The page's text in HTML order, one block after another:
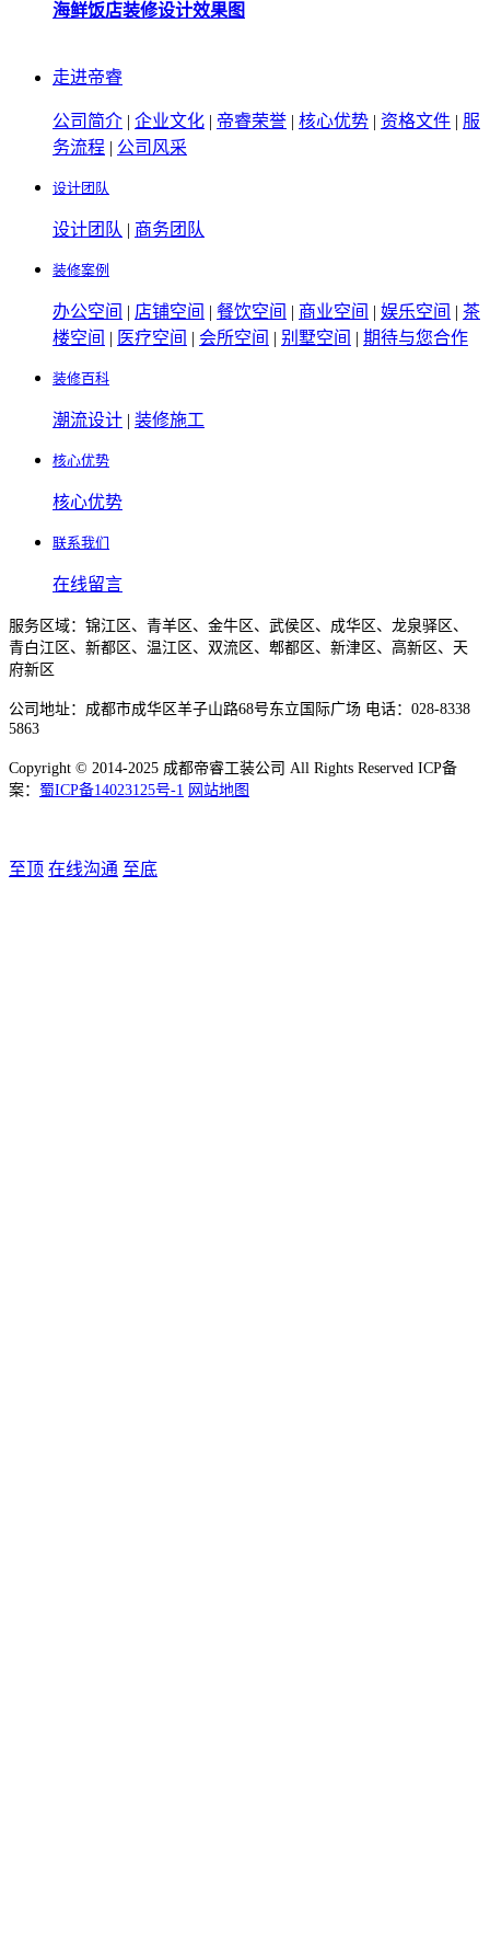
海鲜饭店装修设计效果图
走进帝睿
公司简介 | 企业文化 | 帝睿荣誉 | 核心优势 | 资格文件 | 服
务流程 | 公司风采
设计团队
设计团队 | 商务团队
装修案例
办公空间 | 店铺空间 | 餐饮空间 | 商业空间 | 娱乐空间 | 茶
楼空间 | 医疗空间 | 会所空间 | 别墅空间 | 期待与您合作
装修百科
潮流设计 | 装修施工
核心优势
核心优势
联系我们
在线留言
服务区域：锦江区、青羊区、金牛区、武侯区、成华区、龙泉驿区、
青白江区、新都区、温江区、双流区、郫都区、新津区、高新区、天
府新区
公司地址：成都市成华区羊子山路68号东立国际广场 电话：028-8338
5863
Copyright © 2014-2025 成都帝睿工装公司 All Rights Reserved ICP备
案： 蜀ICP备14023125号-1 网站地图
至顶 在线沟通 至底